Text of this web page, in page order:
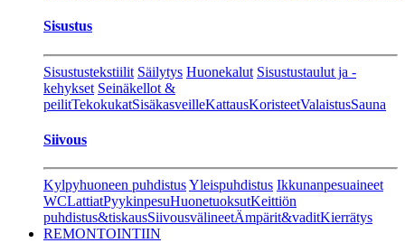
Sisustus
Sisustustekstiilit Säilytys Huonekalut Sisustustaulut ja -
kehykset Seinäkellot &
peilitTekokukatSisäkasveilleKattausKoristeetValaistusSauna
Siivous
Kylpyhuoneen puhdistusYleispuhdistus Ikkunanpesuaineet
WCLattiatPyykinpesuHuonetuoksutKeittiön
puhdistus&tiskausSiivousvälineetÄmpärit&vaditKierrätys
REMONTOINTIIN